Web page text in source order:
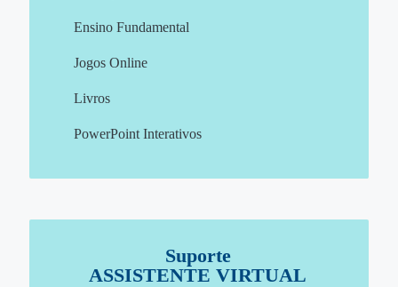
Ensino Fundamental
Jogos Online
Livros
PowerPoint Interativos
Suporte
ASSISTENTE VIRTUAL